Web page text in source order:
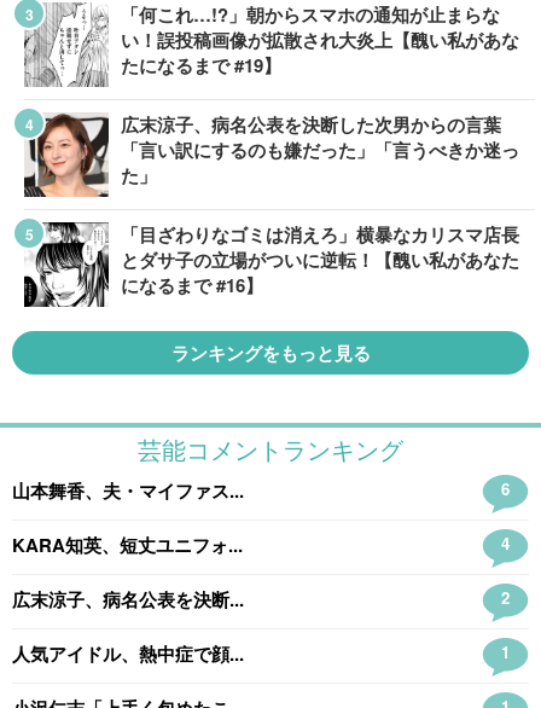
「何これ…!?」朝からスマホの通知が止まらな
い！誤投稿画像が拡散され大炎上【醜い私があな
たになるまで #19】
広末涼子、病名公表を決断した次男からの言葉
「言い訳にするのも嫌だった」「言うべきか迷っ
た」
「目ざわりなゴミは消えろ」横暴なカリスマ店長
とダサ子の立場がついに逆転！【醜い私があなた
になるまで #16】
ランキングをもっと見る